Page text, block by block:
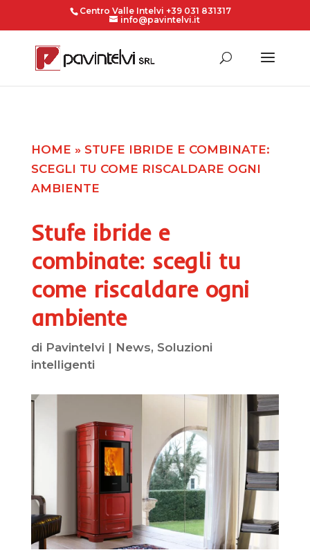
Centro Valle Intelvi +39 031 831317
info@pavintelvi.it
HOME » STUFE IBRIDE E COMBINATE:
SCEGLI TU COME RISCALDARE OGNI
AMBIENTE
Stufe ibride e
combinate: scegli tu
come riscaldare ogni
ambiente
di Pavintelvi | News, Soluzioni
intelligenti